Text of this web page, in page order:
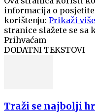
informacija o
korištenju: Prikaži više
stranice slažete se sa
Prihvaćam
DODATNI TEKSTOVI
Traži se najbolji